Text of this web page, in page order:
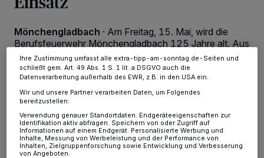
Mönchengladbach · Am Freitag, 15. Mai, wird die
Berufsfeuerwehr Mönchengladbach 125 Jahre alt. Aus
diesem Anlass lädt der Stadtfeuerwehrverband
Mönchengladbach e.V. ab 11 Uhr zu einem
Informationsstand im Foyer der Zentralbibliothek Carl
Brandts Haus ein.
10.05.2026 , 16:00 Uhr Eine Minute Lesezeit
dieses Menü jederzeit wieder aufrufen, um Ihre Einstellungen zu
Ihre Einstellungen gelten innerhalb unseres Website. Weitere
Informationen finden Sie in unserer Datenschutzerklärung.
Ihre Zustimmung umfasst alle extra-tipp-am-sonntag.de-Seiten und
schließt gem. Art. 49 Abs. 1 S. 1 lit. a DSGVO auch die
Datenverarbeitung außerhalb des EWR, z.B. in den USA ein.
Wir und unsere Partner verarbeiten Daten, um Folgendes
bereitzustellen:
Verwendung genauer Standortdaten. Endgeräteeigenschaften zur
Identifikation aktiv abfragen. Speichern von oder Zugriff auf
Informationen auf einem Endgerät. Personalisierte Werbung und
Inhalte, Messung von Werbeleistung und der Performance von
Inhalten, Zielgruppenforschung sowie Entwicklung und Verbesserung
von Angeboten.